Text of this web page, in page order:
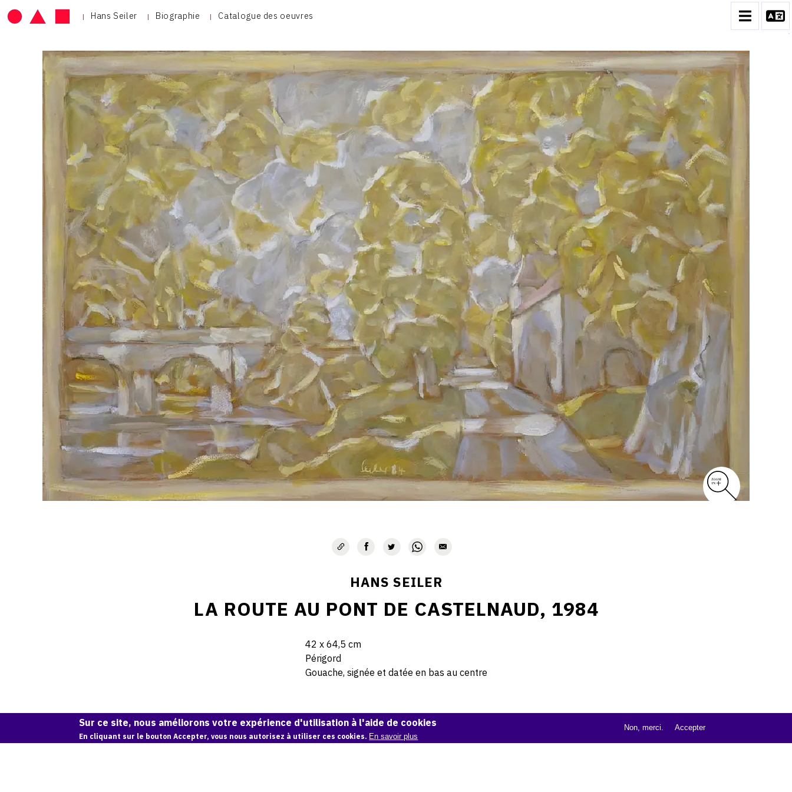
Hans Seiler Biographie Catalogue des oeuvres
VOL. 3 : CRAYONS DE COULEUR ET FUSAINS
CONTACT
HANS SEILER
LA ROUTE AU PONT DE CASTELNAUD, 1984
42 x 64,5 cm
Périgord
Gouache, signée et datée en bas au centre
Demande d'information
Sur ce site, nous améliorons votre expérience d'utilisation à l'aide de cookies
En cliquant sur le bouton Accepter, vous nous autorisez à utiliser ces cookies. En savoir plus
Non, merci. Accepter